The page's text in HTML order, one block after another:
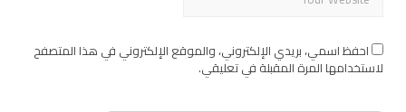
احفظ اسمي، بريدي الإلكتروني، والموقع الإلكتروني في هذا المتصفح
لاستخدامها المرة المقبلة في تعليقي.